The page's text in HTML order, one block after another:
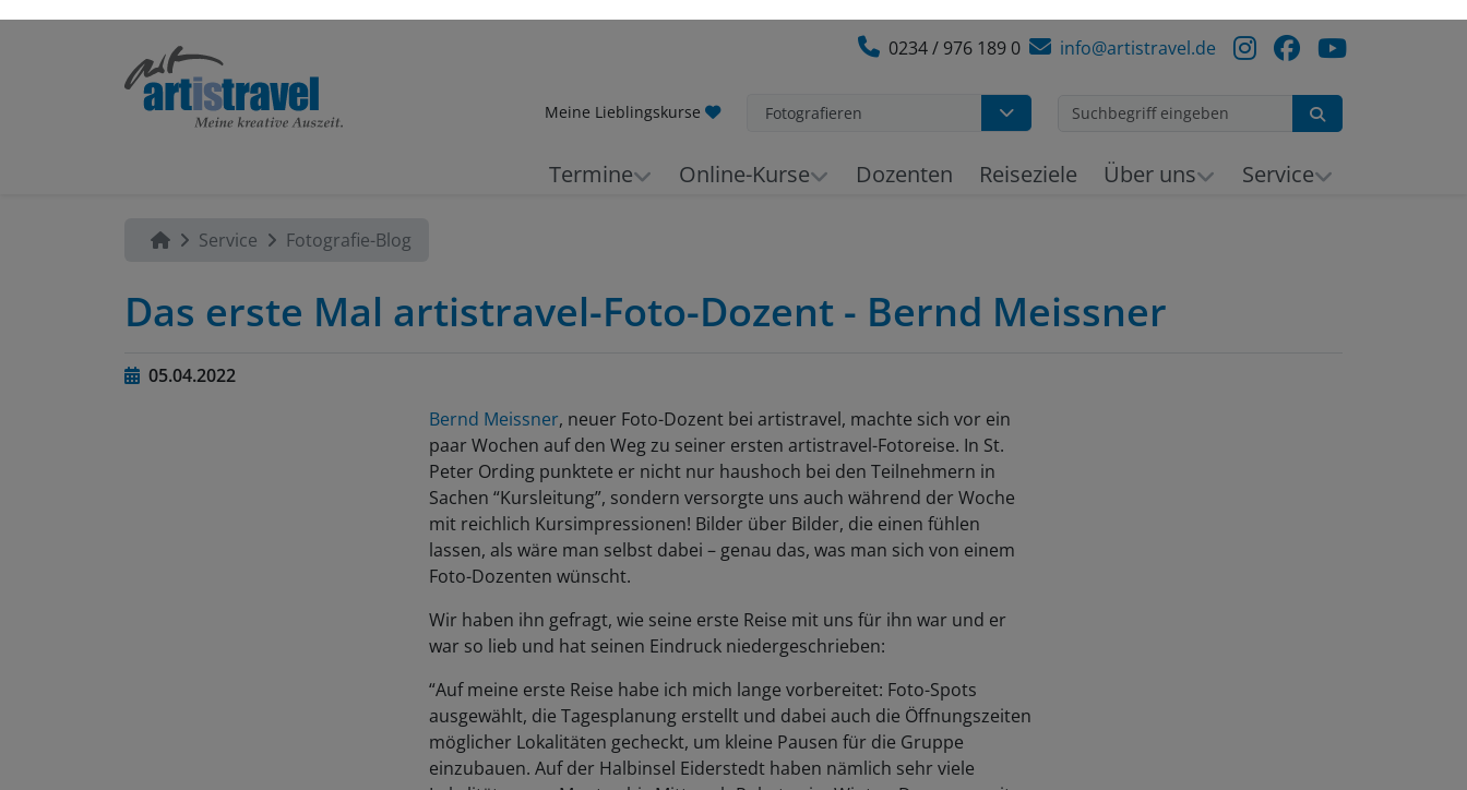
Suchen
Über uns
Das erste Mal artistravel-Foto-Dozent - Bernd Meissner
paar Wochen auf den Weg zu seiner ersten artistravel-Fotoreise. In St.
Peter Ording punktete er nicht nur haushoch bei den Teilnehmern in
Sachen “Kursleitung”, sondern versorgte uns auch während der Woche
mit reichlich Kursimpressionen! Bilder über Bilder, die einen fühlen
lassen, als wäre man selbst dabei – genau das, was man sich von einem
Foto-Dozenten wünscht.
war so lieb und hat seinen Eindruck niedergeschrieben:
ausgewählt, die Tagesplanung erstellt und dabei auch die Öffnungszeiten
möglicher Lokalitäten gecheckt, um kleine Pausen für die Gruppe
einzubauen. Auf der Halbinsel Eiderstedt haben nämlich sehr viele
Lokalitäten von Montag bis Mittwoch Ruhetag im Winter. Das muss mit